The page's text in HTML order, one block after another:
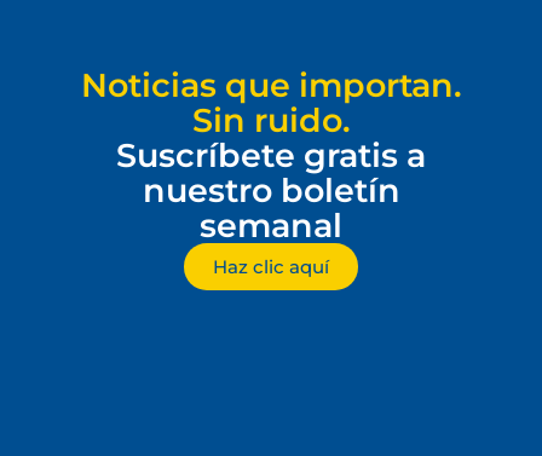
Noticias que importan.
Sin ruido.
Suscríbete gratis a
nuestro boletín
semanal
Haz clic aquí